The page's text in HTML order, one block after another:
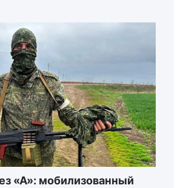
«А»: мобилизованный